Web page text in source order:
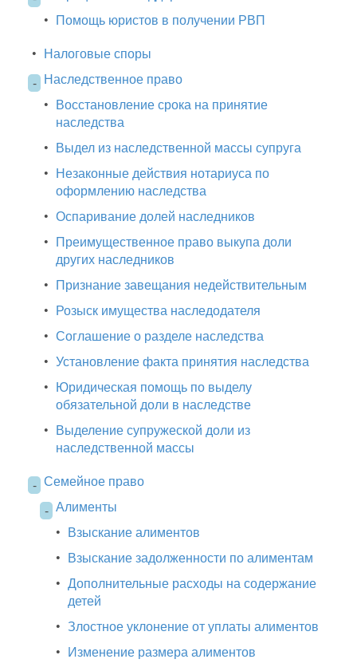
• Помощь юристов в получении РВП
• Налоговые споры
- Наследственное право
• Восстановление срока на принятие
наследства
• Выдел из наследственной массы супруга
• Незаконные действия нотариуса по
оформлению наследства
• Оспаривание долей наследников
• Преимущественное право выкупа доли
других наследников
• Признание завещания недействительным
• Розыск имущества наследодателя
• Соглашение о разделе наследства
• Установление факта принятия наследства
• Юридическая помощь по выделу
обязательной доли в наследстве
• Выделение супружеской доли из
наследственной массы
- Семейное право
- Алименты
• Взыскание алиментов
• Взыскание задолженности по алиментам
• Дополнительные расходы на содержание
детей
• Злостное уклонение от уплаты алиментов
• Изменение размера алиментов